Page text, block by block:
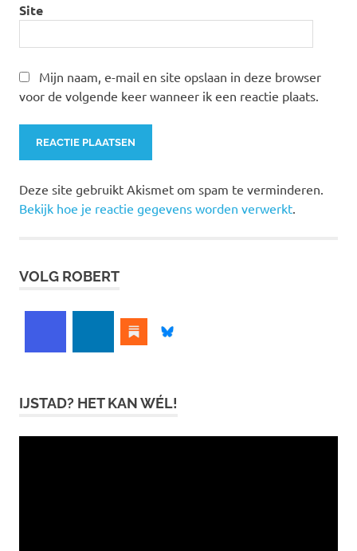
Site
Mijn naam, e-mail en site opslaan in deze browser
voor de volgende keer wanneer ik een reactie plaats.
Deze site gebruikt Akismet om spam te verminderen.
Bekijk hoe je reactie gegevens worden verwerkt.
VOLG ROBERT
IJSTAD? HET KAN WÉL!